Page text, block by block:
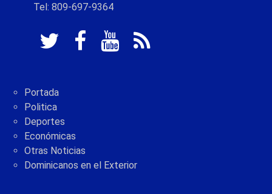
Tel: 809-697-9364
Portada
Politica
Deportes
Económicas
Otras Noticias
Dominicanos en el Exterior